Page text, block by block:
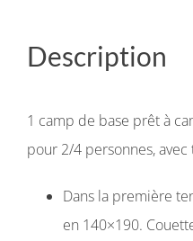
Description
1 camp de base prêt à
pour 2/4 personnes,
Dans la première
en 140×190.